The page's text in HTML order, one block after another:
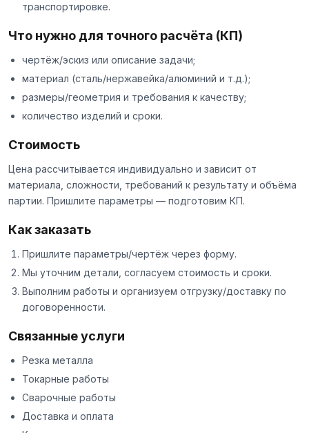
транспортировке.
Что нужно для точного расчёта (КП)
чертёж/эскиз или описание задачи;
материал (сталь/нержавейка/алюминий и т.д.);
размеры/геометрия и требования к качеству;
количество изделий и сроки.
Стоимость
Цена рассчитывается индивидуально и зависит от
материала, сложности, требований к результату и объёма
партии. Пришлите параметры — подготовим КП.
Как заказать
Пришлите параметры/чертёж через форму.
Мы уточним детали, согласуем стоимость и сроки.
Выполним работы и организуем отгрузку/доставку по
договоренности.
Связанные услуги
Резка металла
Токарные работы
Сварочные работы
Доставка и оплата